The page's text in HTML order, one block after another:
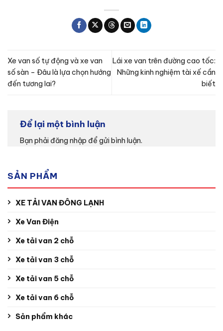
Xe van số tự động và xe van
số sàn – Đâu là lựa chọn hướng
đến tương lai?
Lái xe van trên đường cao tốc:
Những kinh nghiệm tài xế cần
biết
Để lại một bình luận
Bạn phải đăng nhập để gửi bình luận.
SẢN PHẨM
XE TẢI VAN ĐÔNG LẠNH
Xe Van Điện
Xe tải van 2 chỗ
Xe tải van 3 chỗ
Xe tải van 5 chỗ
Xe tải van 6 chỗ
Sản phẩm khác